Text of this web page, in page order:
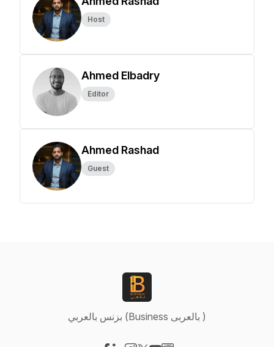
Host
Ahmed Elbadry
Editor
Ahmed Rashad
Guest
بزنس بالعربي (Business بالعربى )